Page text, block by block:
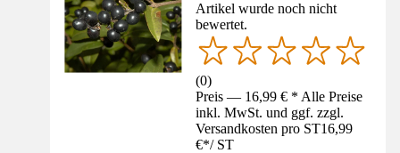
Artikel wurde noch nicht
bewertet.
(0)
Preis — 16,99 € * Alle Preise
inkl. MwSt. und ggf. zzgl.
Versandkosten pro ST16,99
€*/ ST